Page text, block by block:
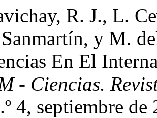
R. J., L.
y M.
En El
- Ciencias.
4, septiembre